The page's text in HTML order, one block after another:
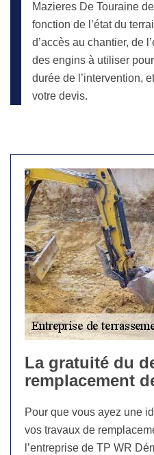
Mazieres De Touraine
fonction de l’état du
d’accès au chantier, de
des engins à utiliser
durée de l’intervention,
votre devis.
La gratuité du
remplacement
Pour que vous ayez une
vos travaux de
l’entreprise de TP WR